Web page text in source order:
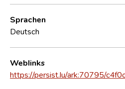
Sprachen
Deutsch
Weblinks
https://persist.lu/ark:70795/